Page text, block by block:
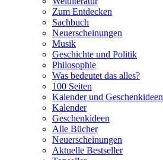
Zum Entdecken
Sachbuch
Neuerscheinungen
Musik
Geschichte und Politik
Philosophie
Was bedeutet das alles?
100 Seiten
Kalender und Geschenkideen
Kalender
Geschenkideen
Alle Bücher
Neuerscheinungen
Aktuelle Bestseller